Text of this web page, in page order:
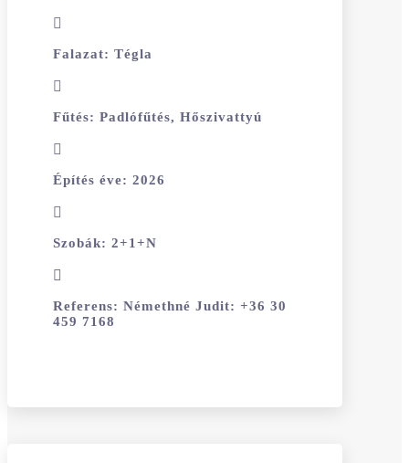
Falazat: Tégla
Fűtés: Padlófűtés, Hőszivattyú
Építés éve: 2026
Szobák: 2+1+N
Referens: Némethné Judit: +36 30
459 7168